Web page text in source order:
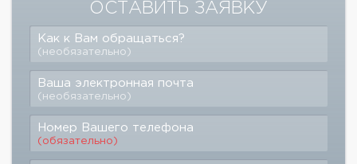
ОСТАВИТЬ ЗАЯВКУ
Как к Вам обращаться?
(необязательно)
Ваша электронная почта
(необязательно)
Номер Вашего телефона
(обязательно)